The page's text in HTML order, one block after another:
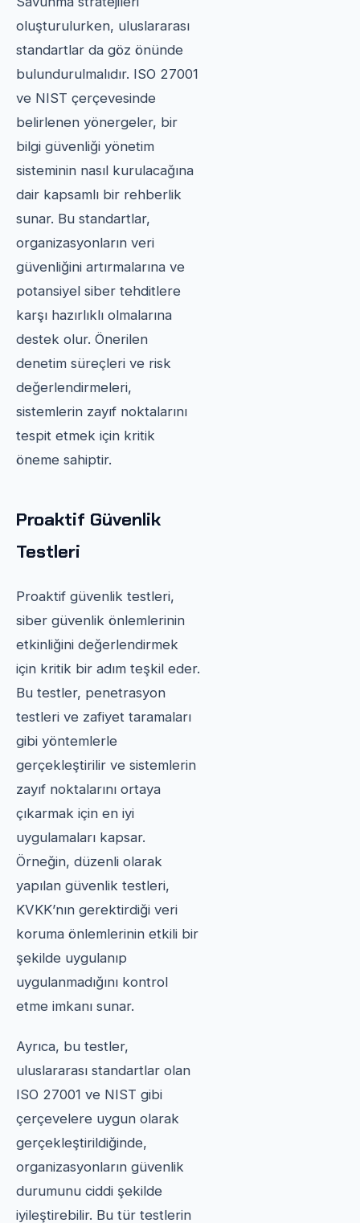
oluşturulurken, uluslararası
standartlar da göz önünde
bulundurulmalıdır. ISO 27001
ve NIST çerçevesinde
belirlenen yönergeler, bir
bilgi güvenliği yönetim
sisteminin nasıl kurulacağına
dair kapsamlı bir rehberlik
sunar. Bu standartlar,
organizasyonların veri
güvenliğini artırmalarına ve
potansiyel siber tehditlere
karşı hazırlıklı olmalarına
destek olur. Önerilen
denetim süreçleri ve risk
değerlendirmeleri,
sistemlerin zayıf noktalarını
tespit etmek için kritik
öneme sahiptir.
Proaktif Güvenlik
Testleri
Proaktif güvenlik testleri,
siber güvenlik önlemlerinin
etkinliğini değerlendirmek
için kritik bir adım teşkil eder.
Bu testler, penetrasyon
testleri ve zafiyet taramaları
gibi yöntemlerle
gerçekleştirilir ve sistemlerin
zayıf noktalarını ortaya
çıkarmak için en iyi
uygulamaları kapsar.
Örneğin, düzenli olarak
yapılan güvenlik testleri,
KVKK’nın gerektirdiği veri
koruma önlemlerinin etkili bir
şekilde uygulanıp
uygulanmadığını kontrol
etme imkanı sunar.
Ayrıca, bu testler,
uluslararası standartlar olan
ISO 27001 ve NIST gibi
çerçevelere uygun olarak
gerçekleştirildiğinde,
organizasyonların güvenlik
durumunu ciddi şekilde
iyileştirebilir. Bu tür testlerin